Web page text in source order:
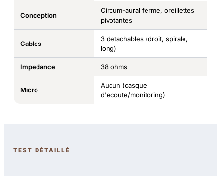
Conception
Circum-aural ferme, oreillettes
pivotantes
Cables
3 detachables (droit, spirale,
long)
Impedance 38 ohms
Micro
Aucun (casque
d'ecoute/monitoring)
TEST DÉTAILLÉ